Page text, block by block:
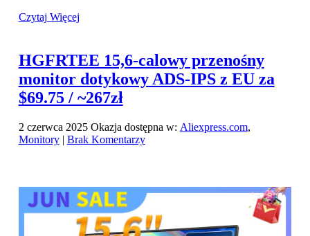
Czytaj Więcej
HGFRTEE 15,6-calowy przenośny
monitor dotykowy ADS-IPS z EU za
$69.75 / ~267zł
2 czerwca 2025Okazja dostępna w: Aliexpress.com,
Monitory| Brak Komentarzy